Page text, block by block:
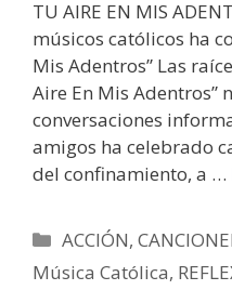
TU AIRE EN MIS
músicos católicos ha
Mis Adentros” Las
Aire En Mis Adentros”
conversaciones
amigos ha celebrado
del confinamiento, a …
Categorías
ACCIÓN,
Música Católica,